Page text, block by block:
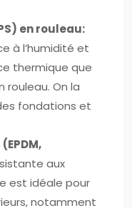
en rouleau:
à l’humidité et
thermique que
rouleau. On la
fondations et
aux
est idéale pour
notamment